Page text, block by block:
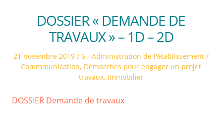
DOSSIER « DEMANDE DE
TRAVAUX » – 1D – 2D
Posted
21 novembre 2019
Posted
in
5 - Administration de l'établissement /
Commmunication, Démarches pour engager un projet
travaux, Immobilier
DOSSIER Demande de travaux